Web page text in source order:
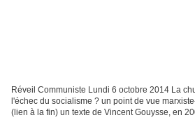
Réveil Communiste Lundi 6 octobre 2014 La
l'échec du socialisme ? un point de vue
(lien à la fin) un texte de Vincent Gouysse, en